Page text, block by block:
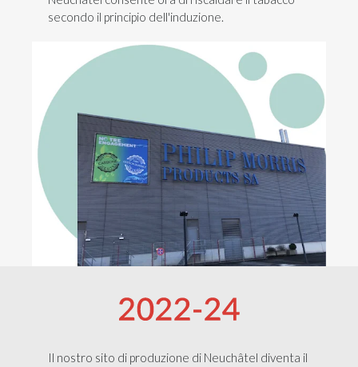
secondo il principio dell'induzione.
Il nostro sito di produzione di Neuchâtel diventa il